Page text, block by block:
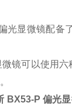
光显微镜配备
镜可以使用
BX53-P 偏光